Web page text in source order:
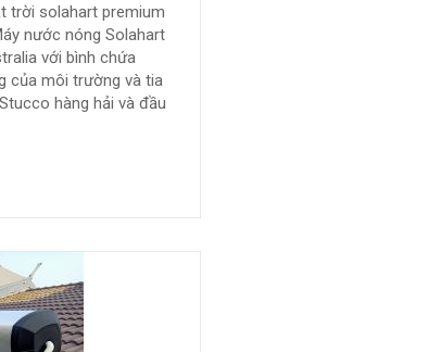
trời solahart premium
nước nóng Solahart
với bình chứa
của môi trường và tia
hàng hải và đầu